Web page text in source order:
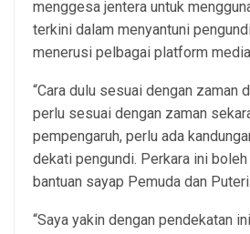
menggesa jentera untuk
terkini dalam menyantuni
menerusi pelbagai platform
“Cara dulu sesuai dengan zaman
perlu sesuai dengan zaman
pempengaruh, perlu ada
dekati pengundi. Perkara ini
bantuan sayap Pemuda dan
“Saya yakin dengan pendekatan